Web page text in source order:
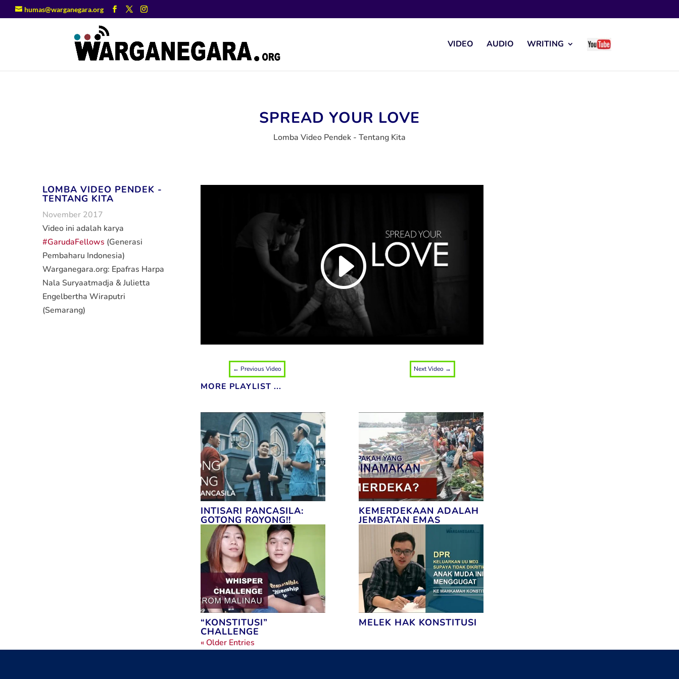
humas@warganegara.org
VIDEO AUDIO WRITING
SPREAD YOUR LOVE
Lomba Video Pendek - Tentang Kita
LOMBA VIDEO PENDEK -
TENTANG KITA
November 2017
Video ini adalah karya
#GarudaFellows (Generasi
Pembaharu Indonesia)
Warganegara.org: Epafras Harpa
Nala Suryaatmadja & Julietta
Engelbertha Wiraputri
(Semarang)
← Previous Video Next Video →
MORE PLAYLIST ...
INTISARI PANCASILA:
GOTONG ROYONG!!
KEMERDEKAAN ADALAH
JEMBATAN EMAS
“KONSTITUSI”
CHALLENGE
MELEK HAK KONSTITUSI
« Older Entries